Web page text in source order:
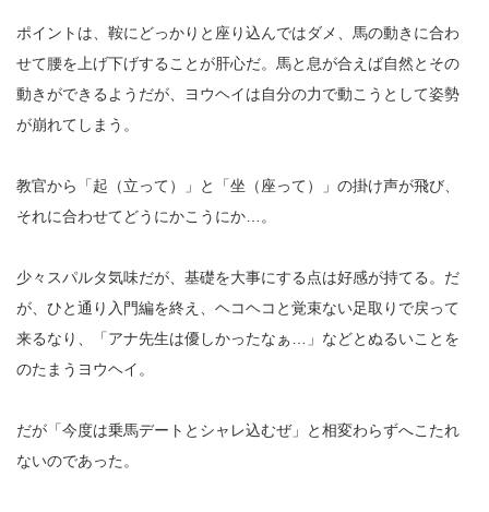
ポイントは、鞍にどっかりと座り込んではダメ、馬の動きに合わ
せて腰を上げ下げすることが肝心だ。馬と息が合えば自然とその
動きができるようだが、ヨウヘイは自分の力で動こうとして姿勢
が崩れてしまう。
教官から「起（立って）」と「坐（座って）」の掛け声が飛び、
それに合わせてどうにかこうにか…。
少々スパルタ気味だが、基礎を大事にする点は好感が持てる。だ
が、ひと通り入門編を終え、ヘコヘコと覚束ない足取りで戻って
来るなり、「アナ先生は優しかったなぁ…」などとぬるいことを
のたまうヨウヘイ。
だが「今度は乗馬デートとシャレ込むぜ」と相変わらずへこたれ
ないのであった。